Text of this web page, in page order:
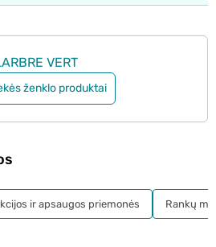
VERT
ženklo produktai
ir apsaugos priemonės Rankų